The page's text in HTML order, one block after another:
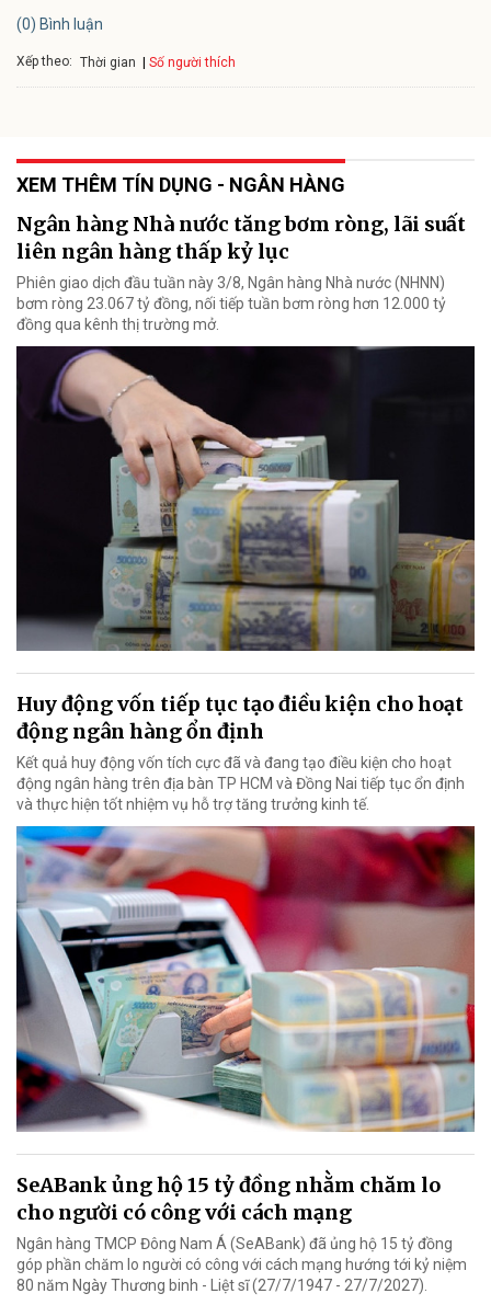
(0) Bình luận
Xếp theo: Thời gian Số người thích
XEM THÊM TÍN DỤNG - NGÂN HÀNG
Ngân hàng Nhà nước tăng bơm ròng, lãi suất
liên ngân hàng thấp kỷ lục
Phiên giao dịch đầu tuần này 3/8, Ngân hàng Nhà nước (NHNN)
bơm ròng 23.067 tỷ đồng, nối tiếp tuần bơm ròng hơn 12.000 tỷ
đồng qua kênh thị trường mở.
Huy động vốn tiếp tục tạo điều kiện cho hoạt
động ngân hàng ổn định
Kết quả huy động vốn tích cực đã và đang tạo điều kiện cho hoạt
động ngân hàng trên địa bàn TP HCM và Đồng Nai tiếp tục ổn định
và thực hiện tốt nhiệm vụ hỗ trợ tăng trưởng kinh tế.
SeABank ủng hộ 15 tỷ đồng nhằm chăm lo
cho người có công với cách mạng
Ngân hàng TMCP Đông Nam Á (SeABank) đã ủng hộ 15 tỷ đồng
góp phần chăm lo người có công với cách mạng hướng tới kỷ niệm
80 năm Ngày Thương binh - Liệt sĩ (27/7/1947 - 27/7/2027).